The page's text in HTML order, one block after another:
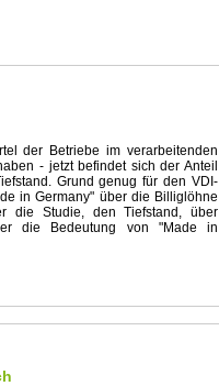
der Betriebe im verarbeitenden
- jetzt befindet sich der Anteil
Grund genug für den VDI-
in Germany" über die Billiglöhne
die Studie, den Tiefstand, über
die Bedeutung von "Made in